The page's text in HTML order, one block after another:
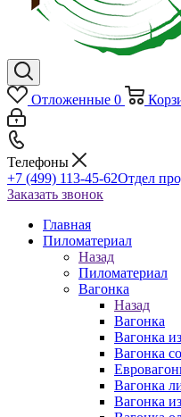
Отложенные 0
Телефоны
+7 (499) 113-45-62Отдел
Заказать звонок
Главная
Пиломатериал
Назад
Пиломатериал
Вагонка
Назад
Вагонка
Вагонка
Вагонка
Вагонка
Вагонка